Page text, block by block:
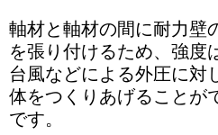
軸材と軸材の間に耐力壁
を張り付けるため、強度
台風などによる外圧に対
体をつくりあげることが
です。